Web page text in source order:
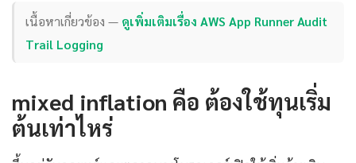
เนื้อหาเกี่ยวข้อง — ดูเพิ่มเติมเรื่อง AWS App Runner Audit
Trail Logging
mixed inflation คือ ต้องใช้ทุนเริ่ม
ต้นเท่าไหร่